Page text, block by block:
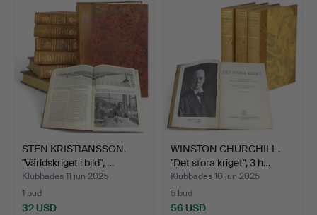
STEN KRISTIANSSON.
"Världskriget i bild", …
Klubbades 11 jun 2025
1 bud
32 USD
WINSTON CHURCHILL.
"Det stora kriget", 3 h…
Klubbades 10 jun 2025
5 bud
56 USD